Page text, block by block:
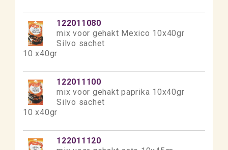
122011080
mix voor gehakt Mexico 10x40gr
Silvo sachet
10 x40gr
122011100
mix voor gehakt paprika 10x40gr
Silvo sachet
10 x40gr
122011120